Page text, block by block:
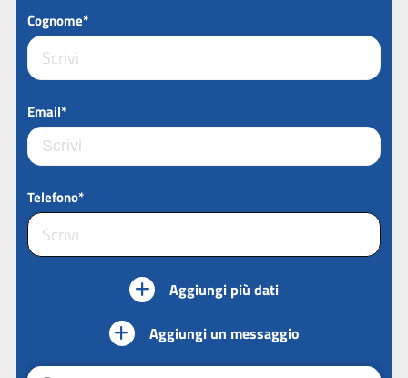
Cognome*
Email*
Telefono*
Aggiungi più dati
Aggiungi un messaggio